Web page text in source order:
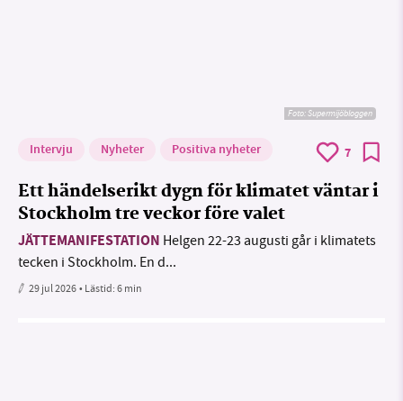
Foto: Supermijöbloggen
Intervju Nyheter Positiva nyheter 7
Ett händelserikt dygn för klimatet väntar i
Stockholm tre veckor före valet
JÄTTEMANIFESTATION Helgen 22-23 augusti går i klimatets
tecken i Stockholm. En d...
29 jul 2026• Lästid:6 min